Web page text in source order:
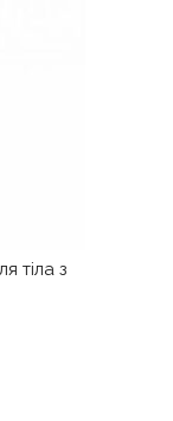
тіла з